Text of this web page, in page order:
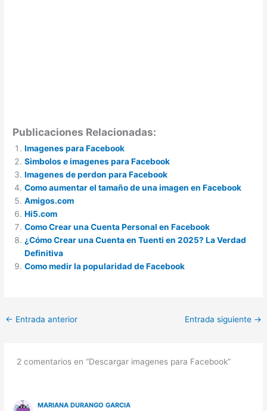
Publicaciones Relacionadas:
Imagenes para Facebook
Simbolos e imagenes para Facebook
Imagenes de perdon para Facebook
Como aumentar el tamaño de una imagen en Facebook
Amigos.com
Hi5.com
Como Crear una Cuenta Personal en Facebook
¿Cómo Crear una Cuenta en Tuenti en 2025? La Verdad
Definitiva
Como medir la popularidad de Facebook
← Entrada anterior Entrada siguiente →
2 comentarios en “Descargar imagenes para Facebook”
MARIANA DURANGO GARCIA